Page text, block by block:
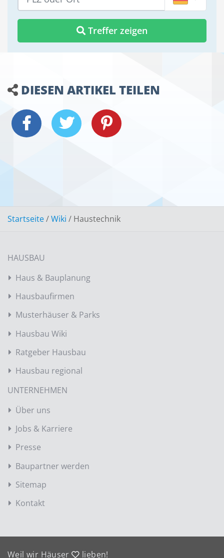
Treffer zeigen
DIESEN ARTIKEL TEILEN
Startseite/Wiki / Haustechnik
HAUSBAU
Haus & Bauplanung
Hausbaufirmen
Musterhäuser & Parks
Hausbau Wiki
Ratgeber Hausbau
Hausbau regional
UNTERNEHMEN
Über uns
Jobs & Karriere
Presse
Baupartner werden
Sitemap
Kontakt
Weil wir Häuser lieben!